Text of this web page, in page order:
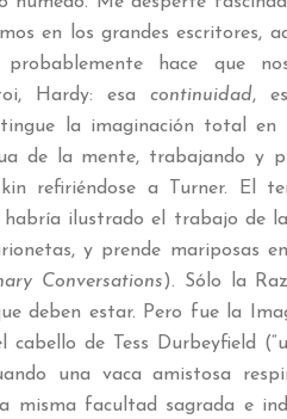
en los grandes escritores,
hace que
Hardy: esacontinuidad,
la imaginación total
de la mente, trabajando y
refiriéndose a Turner. El
ilustrado el trabajo de
y prende mariposas
Conversations). Sólo la
deben estar. Pero fue la
cabello de Tess Durbeyfield
una vaca amistosa
misma facultad sagrada e